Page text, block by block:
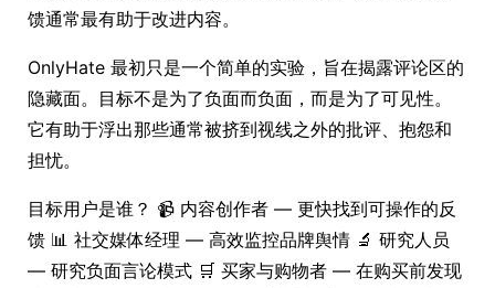
馈通常最有助于改进内容。
OnlyHate 最初只是一个简单的实验，旨在揭露评论区的
隐藏面。目标不是为了负面而负面，而是为了可见性。
它有助于浮出那些通常被挤到视线之外的批评、抱怨和
担忧。
目标用户是谁？ 📹 内容创作者 — 更快找到可操作的反
馈 📊 社交媒体经理 — 高效监控品牌舆情 🔬 研究人员
— 研究负面言论模式 🛒 买家与购物者 — 在购买前发现